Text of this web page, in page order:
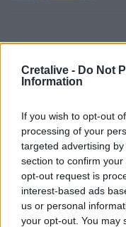
Cretalive - Do Not
Information
If you wish to opt-out
processing of your
targeted advertising
section to confirm
opt-out request is
interest-based ads
us or personal
your opt-out. You may
Ροή ειδήσεων
21:39
Λαμία: Απατεώνες
ηλικιωμένη